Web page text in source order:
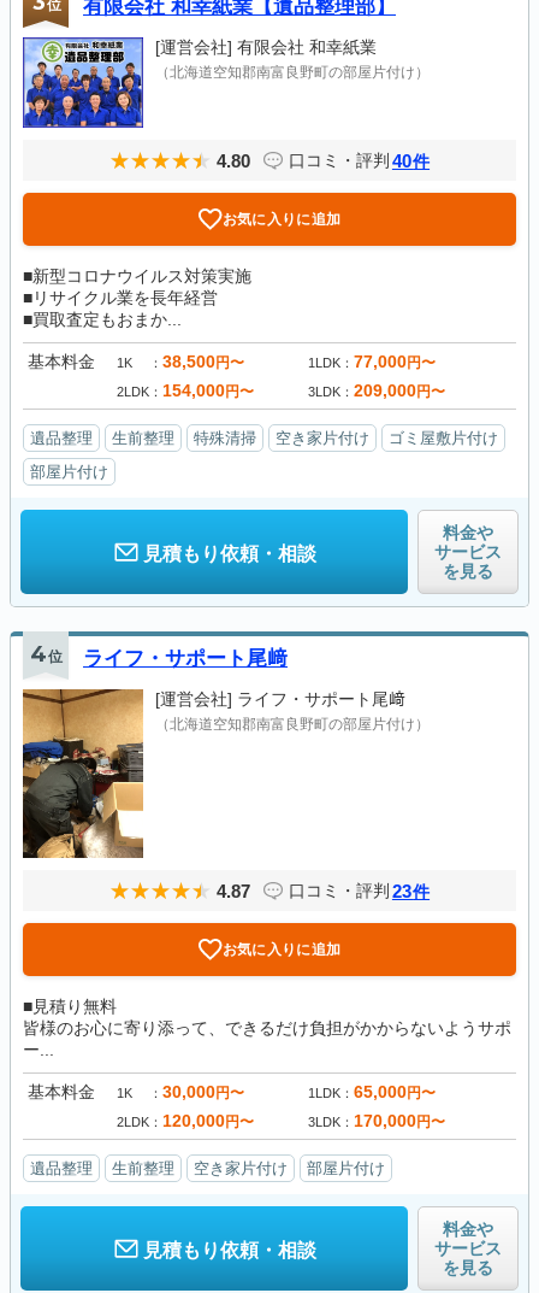
位 有限会社 和幸紙業【遺品整理部】
[運営会社] 有限会社 和幸紙業
（北海道空知郡南富良野町の部屋片付け）
4.80 口コミ・評判 40件
お気に入りに追加
■新型コロナウイルス対策実施
■リサイクル業を長年経営
■買取査定もおまか...
基本料金 1K 38,500円〜 1LDK 77,000円〜
2LDK 154,000円〜 3LDK 209,000円〜
遺品整理 生前整理 特殊清掃 空き家片付け
ゴミ屋敷片付け
部屋片付け
見積もり依頼・相談
料金や
サービス
を見る
4位 ライフ・サポート尾﨑
[運営会社] ライフ・サポート尾﨑
（北海道空知郡南富良野町の部屋片付け）
4.87 口コミ・評判 23件
お気に入りに追加
■見積り無料
皆様のお心に寄り添って、できるだけ負担がかからないようサポ
ー...
基本料金 1K 30,000円〜 1LDK 65,000円〜
2LDK 120,000円〜 3LDK 170,000円〜
遺品整理 生前整理 空き家片付け 部屋片付け
見積もり依頼・相談
料金や
サービス
を見る